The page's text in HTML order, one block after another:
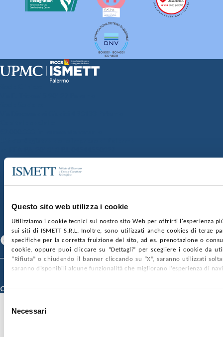
Questo sito web utilizza i cookie
Utilizziamo i cookie tecnici sul nostro sito Web per offrirti l'esperienza
sui siti di ISMETT S.R.L. Inoltre, sono utilizzati anche cookies di terze
specifiche per la corretta fruizione del sito, ad es. prenotazione o
cookie, oppure puoi cliccare su “Dettagli” per scegliere i cookie da
“Rifiuta” o chiudendo il banner cliccando su “X”, saranno utilizzati
saranno disponibili alcune funzionalità che migliorano l’esperienza di
delNecessari
SOCIETÀ TRASPARENTE
GARE E CONTRATTIPRIVACYCOOKIE POLICY
CONTATTI
SEGUICI SU
Facebook Linkedin Youtube
© 2026 ISMETT (Istituto Mediterraneo per i Trapianti e Terapie ad Alta
Credits